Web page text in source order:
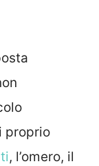
proprio
, l’omero, il